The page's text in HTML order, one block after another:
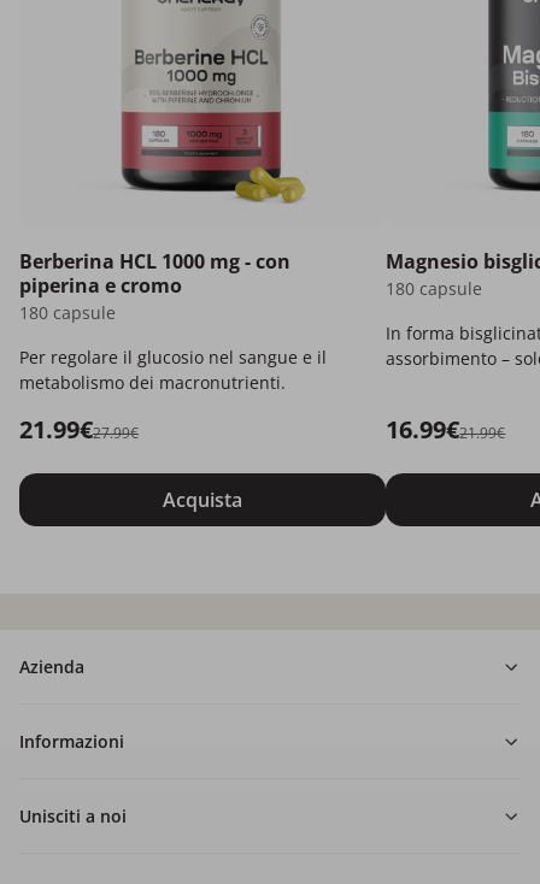
Berberina HCL 1000 mg - con
piperina e cromo
180 capsule
Per regolare il glucosio nel sangue e il
metabolismo dei macronutrienti.
21.99€27.99€
Acquista
Magnesio
180 capsule
In forma
assorbimento –
16.99€21.99€
Azienda
Informazioni
Unisciti a noi